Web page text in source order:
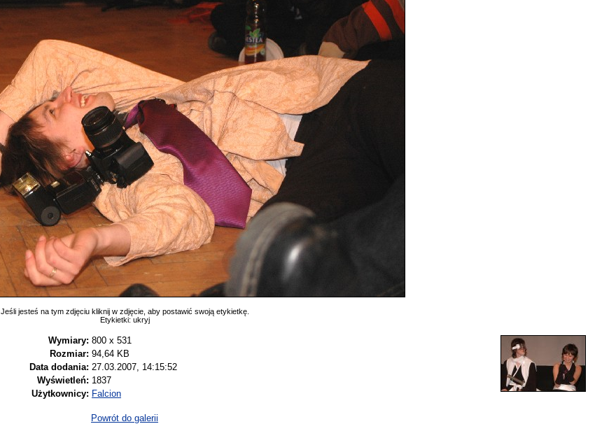
Jeśli jesteś na tym zdjęciu kliknij w zdjęcie, aby postawić swoją etykietkę.
Etykietki: ukryj
Wymiary: 800 x 531
Rozmiar: 94,64 KB
Data dodania: 27.03.2007, 14:15:52
Wyświetleń: 1837
Użytkownicy: Falcion
Powrót do galerii